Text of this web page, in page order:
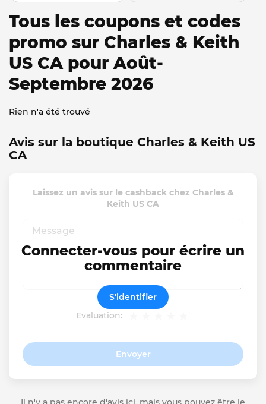
Tous les coupons et codes
promo sur Charles & Keith
US CA pour Août-
Septembre 2026
Rien n'a été trouvé
Avis sur la boutique Charles & Keith US
CA
Laissez un avis sur le cashback chez Charles &
Keith US CA
Evaluation:
Envoyer
Connecter-vous pour écrire un
commentaire
S'identifier